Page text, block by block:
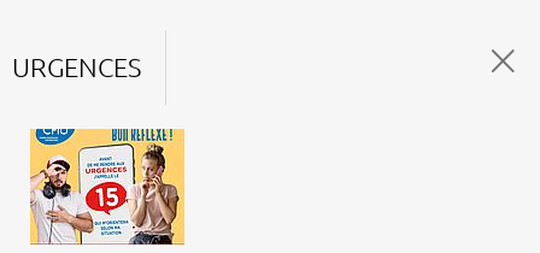
URGENCES